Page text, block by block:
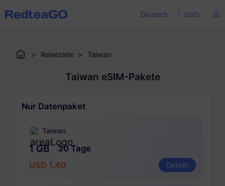
Deutsch USD
> Reiseziele > Taiwan
Taiwan eSIM-Pakete
Nur Datenpaket
Taiwan
1 GB
30 Tage
USD 1.40
Details